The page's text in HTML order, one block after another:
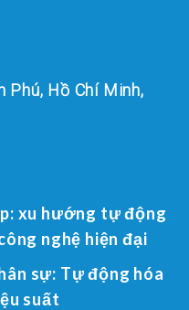
Phú, Hồ Chí Minh,
xu hướng tự động
nghệ hiện đại
sự: Tự động hóa
suất